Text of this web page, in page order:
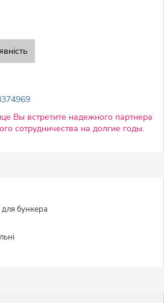
Вы встретите надежного партнера
сотрудничества на долгие годы.
бункера